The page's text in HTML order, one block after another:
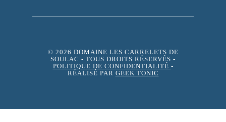
© 2026 DOMAINE LES CARRELETS DE
SOULAC - TOUS DROITS RÉSERVÉS -
POLITIQUE DE CONFIDENTIALITÉ -
RÉALISÉ PAR GEEK TONIC